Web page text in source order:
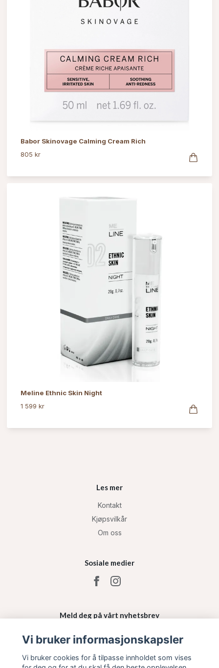
Babor Skinovage Calming Cream Rich
805 kr
Meline Ethnic Skin Night
1 599 kr
Les mer
Kontakt
Kjøpsvilkår
Om oss
Sosiale medier
Meld deg på vårt nyhetsbrev
Påmelding
Vi bruker informasjonskapsler
Vi bruker cookies for å tilpasse innholdet som vises